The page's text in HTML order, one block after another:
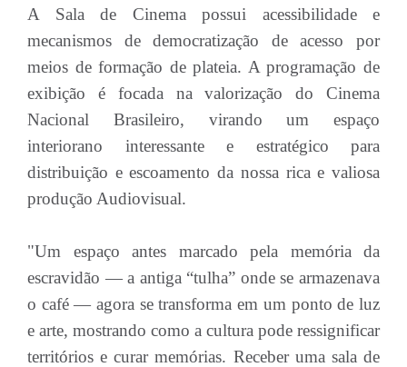
A Sala de Cinema possui acessibilidade e
mecanismos de democratização de acesso por
meios de formação de plateia. A programação de
exibição é focada na valorização do Cinema
Nacional Brasileiro, virando um espaço
interiorano interessante e estratégico para
distribuição e escoamento da nossa rica e valiosa
produção Audiovisual.
"Um espaço antes marcado pela memória da
escravidão — a antiga “tulha” onde se armazenava
o café — agora se transforma em um ponto de luz
e arte, mostrando como a cultura pode ressignificar
territórios e curar memórias. Receber uma sala de